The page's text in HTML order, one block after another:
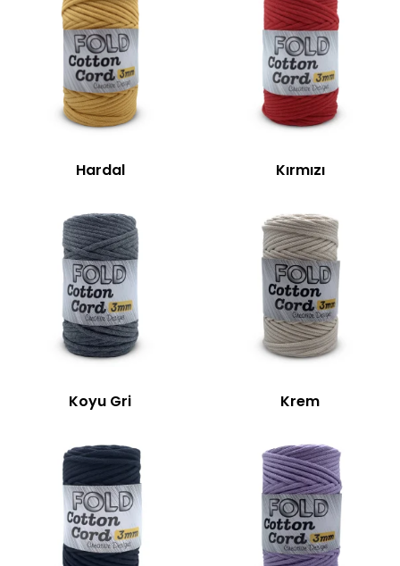
Hardal Kırmızı
Koyu Gri Krem